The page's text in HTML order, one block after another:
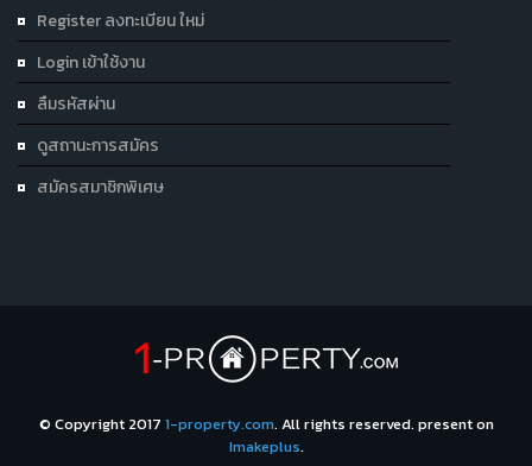
Register ลงทะเบียน ใหม่
Login เข้าใช้งาน
ลืมรหัสผ่าน
ดูสถานะการสมัคร
สมัครสมาชิกพิเศษ
© Copyright 2017 1-property.com. All rights reserved. present on
Imakeplus.